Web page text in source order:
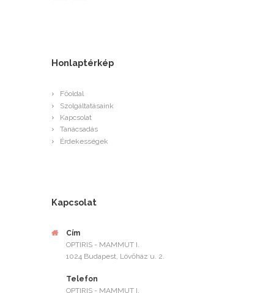
Honlaptérkép
Főoldal
Szolgáltatásaink
Kapcsolat
Tanácsadás
Érdekességek
Kapcsolat
Cím
OPTIRIS - MAMMUT I.
1024 Budapest, Lövőház u. 2.
Telefon
OPTIRIS - MAMMUT I.